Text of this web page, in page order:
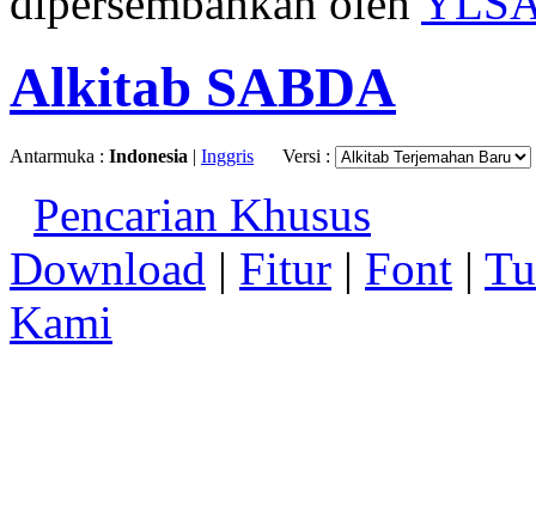
Alkitab SABDA
Antarmuka : Indonesia | Inggris Versi :
Pencarian Khusus
Download | Fitur | Font |
Kami